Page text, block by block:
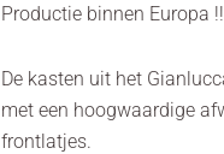
Productie binnen Europa !!
De kasten uit het
met een hoogwaardige
frontlatjes.